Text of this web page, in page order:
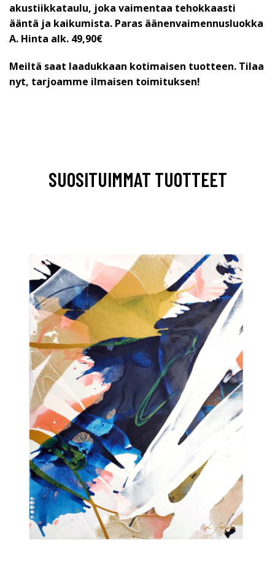
akustiikkataulu, joka vaimentaa tehokkaasti
ääntä ja kaikumista. Paras äänenvaimennusluokka
A. Hinta alk. 49,90€
Meiltä saat laadukkaan kotimaisen tuotteen. Tilaa
nyt, tarjoamme ilmaisen toimituksen!
SUOSITUIMMAT TUOTTEET